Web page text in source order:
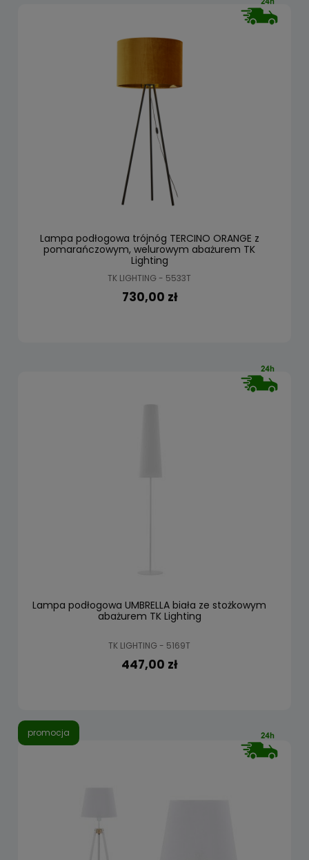
Lampa podłogowa trójnóg TERCINO ORANGE z
pomarańczowym, welurowym abażurem TK
Lighting
TK LIGHTING - 5533T
730,00 zł
Lampa podłogowa UMBRELLA biała ze stożkowym
abażurem TK Lighting
TK LIGHTING - 5169T
447,00 zł
promocja